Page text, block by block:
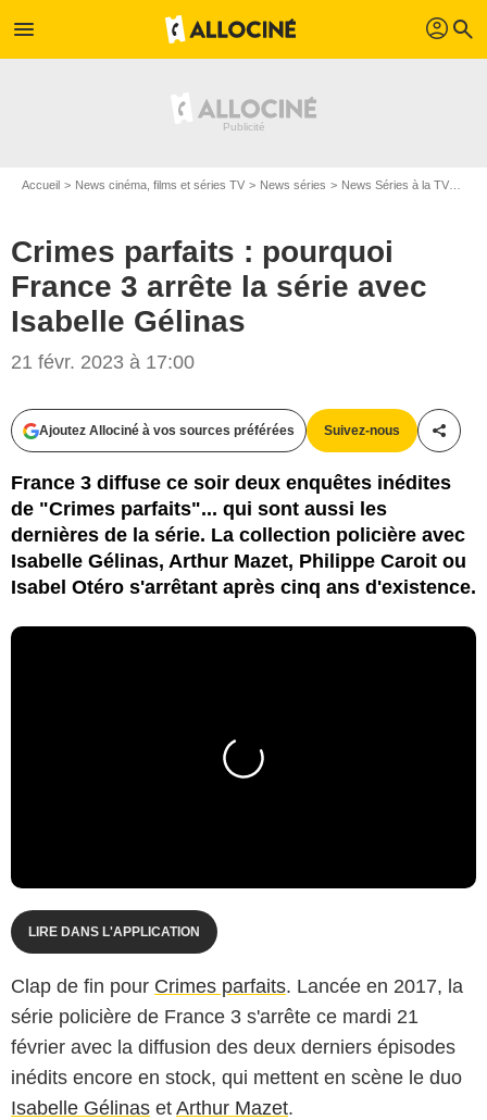
menu profil search
Accueil News cinéma, films et séries TV News séries News Séries à la TV
Crimes parfaits : pourquoi
France 3 arrête la série avec
Isabelle Gélinas
21 févr. 2023 à 17:00
Ajoutez Allociné à vos sources préférées Suivez-nous
France 3 diffuse ce soir deux enquêtes inédites
de "Crimes parfaits"... qui sont aussi les
dernières de la série. La collection policière avec
Isabelle Gélinas, Arthur Mazet, Philippe Caroit ou
Isabel Otéro s'arrêtant après cinq ans d'existence.
LIRE DANS L'APPLICATION
Clap de fin pour Crimes parfaits. Lancée en 2017, la
série policière de France 3 s'arrête ce mardi 21
février avec la diffusion des deux derniers épisodes
inédits encore en stock, qui mettent en scène le duo
Isabelle Gélinas et Arthur Mazet.